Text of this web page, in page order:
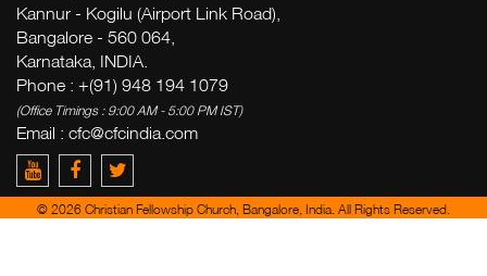
Kannur - Kogilu (Airport Link Road),
Bangalore - 560 064,
Karnataka, INDIA.
Phone : +(91) 948 194 1079
(Office Timings : 9:00 AM - 5:00 PM IST)
Email : cfc@cfcindia.com
© 2026 Christian Fellowship Church, Bangalore, India. All Rights Reserved.